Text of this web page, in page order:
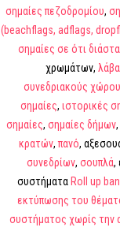
σημαίες πεζοδρομίου,
(beachflags, adflags,
σημαίες σε ότι
χρωμάτων,
συνεδριακούς
σημαίες, ιστορικές
σημαίες, σημαίες δήμων,
κρατών,πανό,
συνεδρίων, σουπλά,
συστήματα Roll up
εκτύπωσης του
συστήματος χωρίς την